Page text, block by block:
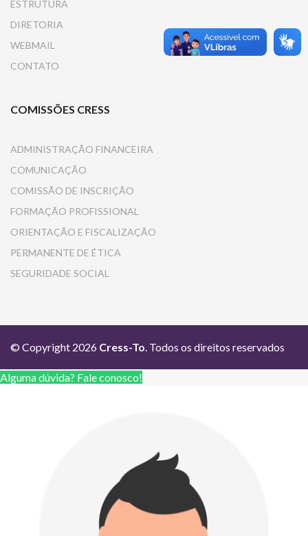
ESTRUTURA
DIRETORIA
WEBMAIL
CONTATO
COMISSÕES CRESS
ADMINISTRAÇÃO FINANCEIRA
COMUNICAÇÃO
COMISSÃO DE INSCRIÇÃO
FORMAÇÃO PROFISSIONAL
ORIENTAÇÃO E FISCALIZAÇÃO
PERMANENTE DE ÉTICA
SEGURIDADE SOCIAL
© Copyright 2026 Cress-To. Todos os direitos reservados
Alguma dúvida? Fale conosco!